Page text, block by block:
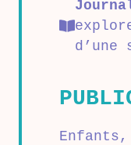
d’une